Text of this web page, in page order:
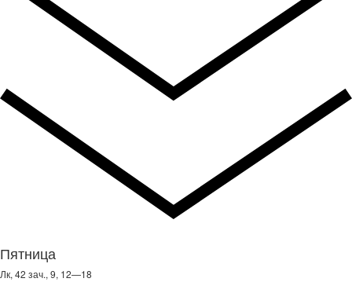
Пятница
Лк, 42 зач., 9, 12—18